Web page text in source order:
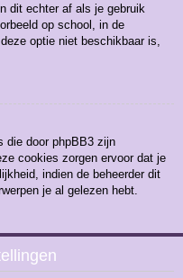
dit echter af als je gebruik
op school, in de
optie niet beschikbaar is,
die door phpBB3 zijn
cookies zorgen ervoor dat je
indien de beheerder dit
je al gelezen hebt.